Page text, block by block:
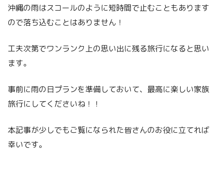
沖縄の雨はスコールのように短時間で止むこともあります
ので落ち込むことはありません！
工夫次第でワンランク上の思い出に残る旅行になると思い
ます。
事前に雨の日プランを準備しておいて、最高に楽しい家族
旅行にしてくださいね！！
本記事が少しでもご覧になられた皆さんのお役に立てれば
幸いです。